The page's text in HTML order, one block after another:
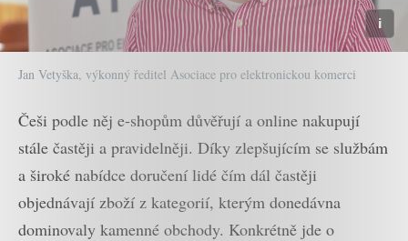
Jan Vetyška, výkonný ředitel Asociace pro elektronickou komerci
Češi podle něj e-shopům důvěřují a online nakupují
stále častěji a pravidelněji. Díky zlepšujícím se službám
a široké nabídce doručení lidé čím dál častěji
objednávají zboží z kategorií, kterým donedávna
dominovaly kamenné obchody. Konkrétně jde o